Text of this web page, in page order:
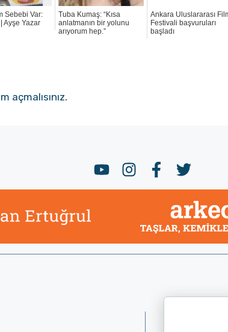
Sebebi Var:
Ayşe Yazar
Tuba Kumaş: “Kısa
anlatmanın bir yolunu
arıyorum hep.”
Ankara Uluslararası
Festivali başvuruları
başladı
açmalısınız.